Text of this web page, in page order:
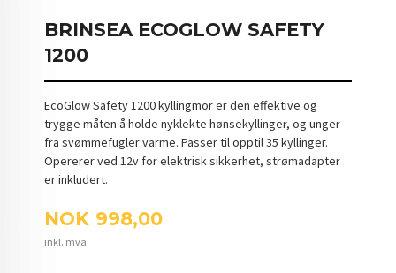
BRINSEA ECOGLOW SAFETY
1200
EcoGlow Safety 1200 kyllingmor er den effektive og
trygge måten å holde nyklekte hønsekyllinger, og unger
fra svømmefugler varme. Passer til opptil 35 kyllinger.
Opererer ved 12v for elektrisk sikkerhet, strømadapter
er inkludert.
Pris
NOK 998,00
inkl. mva.